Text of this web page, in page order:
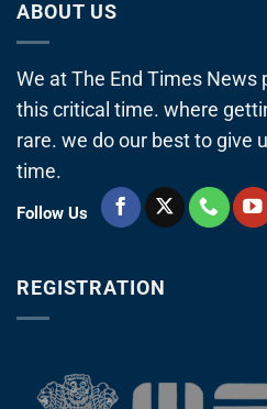
ABOUT US
We at The End Times News
this critical time. where
rare. we do our best to give
time.
Follow Us
REGISTRATION